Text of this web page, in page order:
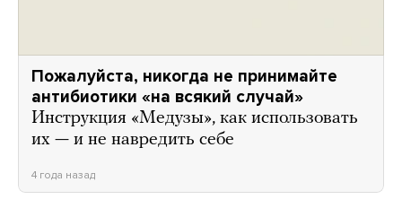
Пожалуйста, никогда не принимайте
антибиотики «на всякий случай»
Инструкция «Медузы», как использовать
их — и не навредить себе
4 года назад